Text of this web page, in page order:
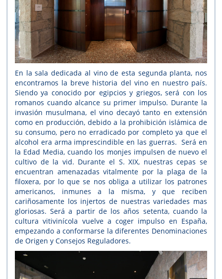
En la sala dedicada al vino de esta segunda planta, nos
encontramos la breve historia del vino en nuestro país.
Siendo ya conocido por egipcios y griegos, será con los
romanos cuando alcance su primer impulso. Durante la
invasión musulmana, el vino decayó tanto en extensión
como en producción, debido a la prohibición islámica de
su consumo, pero no erradicado por completo ya que el
alcohol era arma imprescindible en las guerras. Será en
la Edad Media, cuando los monjes impulsen de nuevo el
cultivo de la vid. Durante el S. XIX, nuestras cepas se
encuentran amenazadas vitalmente por la plaga de la
filoxera, por lo que se nos obliga a utilizar los patrones
americanos, inmunes a la misma, y que reciben
cariñosamente los injertos de nuestras variedades mas
gloriosas. Será a partir de los años setenta, cuando la
cultura vitivinícola vuelve a coger impulso en España,
empezando a conformarse la diferentes Denominaciones
de Origen y Consejos Reguladores.